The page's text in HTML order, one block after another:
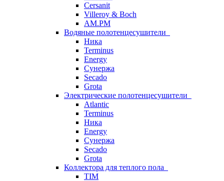
Cersanit
Villeroy & Boch
AM.PM
Водяные полотенцесушители
Ника
Terminus
Energy
Сунержа
Secado
Grota
Электрические полотенцесушители
Atlantic
Terminus
Ника
Energy
Сунержа
Secado
Grota
Коллектора для теплого пола
TIM